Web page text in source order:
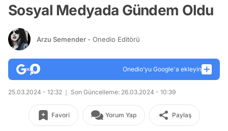
Sosyal Medyada Gündem Oldu
Arzu Semender - Onedio Editörü
Onedio’yu Google'a ekleyin
25.03.2024 - 12:32 Son Güncelleme: 26.03.2024 - 10:39
Favori Yorum Yap Paylaş